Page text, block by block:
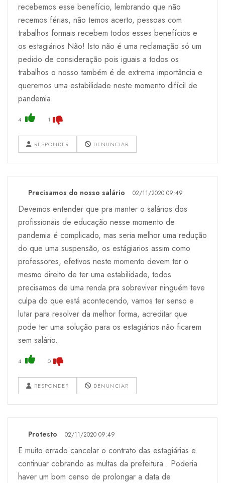
recebemos esse benefício, lembrando que não
recemos férias, não temos acerto, pessoas com
trabalhos formais recebem todos esses benefícios e
os estagiários Não! Isto não é uma reclamação só um
pedido de consideração pois iguais a todos os
trabalhos o nosso também é de extrema importância e
queremos uma estabilidade neste momento difícil de
pandemia.
4 1
RESPONDER DENUNCIAR
Precisamos do nosso salário 02/11/2020 09:49
Devemos entender que pra manter o salários dos
profissionais de educação nesse momento de
pandemia é complicado, mas seria melhor uma redução
do que uma suspensão, os estágiarios assim como
professores, efetivos neste momento devem ter o
mesmo direito de ter uma estabilidade, todos
precisamos de uma renda pra sobreviver ninguém teve
culpa do que está acontecendo, vamos ter senso e
lutar para resolver da melhor forma, acreditar que
pode ter uma solução para os estagiários não ficarem
sem salário.
4 0
RESPONDER DENUNCIAR
Protesto 02/11/2020 09:49
E muito errado cancelar o contrato das estagiárias e
continuar cobrando as multas da prefeitura . Poderia
haver um bom censo de prolongar a data de